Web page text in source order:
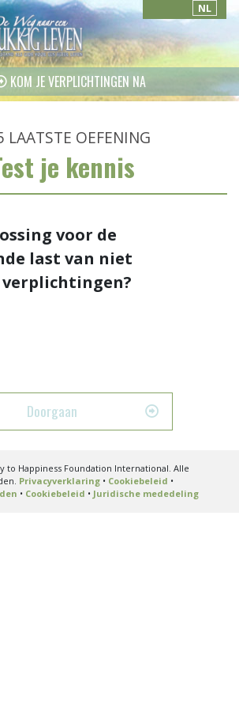
NL
KOM JE VERPLICHTINGEN NA
LAATSTE OEFENING
je kennis
voor de
last van niet
Doorgaan
to Happiness Foundation International. Alle
Privacyverklaring• Cookiebeleid •
• Cookiebeleid • Juridische mededeling